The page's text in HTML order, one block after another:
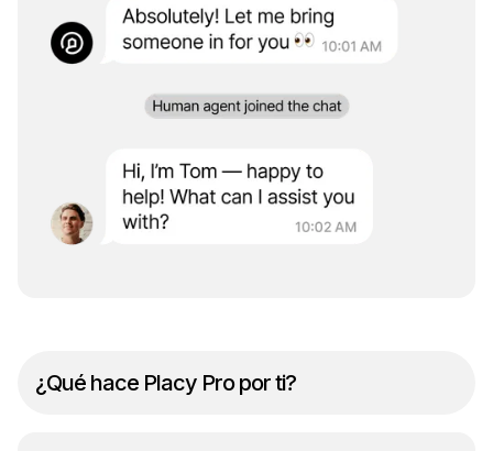
¿Qué hace Placy Pro por ti?